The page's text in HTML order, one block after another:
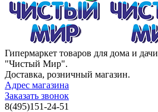
Гипермаркет товаров для дома и дачи
"Чистый Мир".
Доставка, розничный магазин.
Адрес магазина
Заказать звонок
8(495)151-24-51